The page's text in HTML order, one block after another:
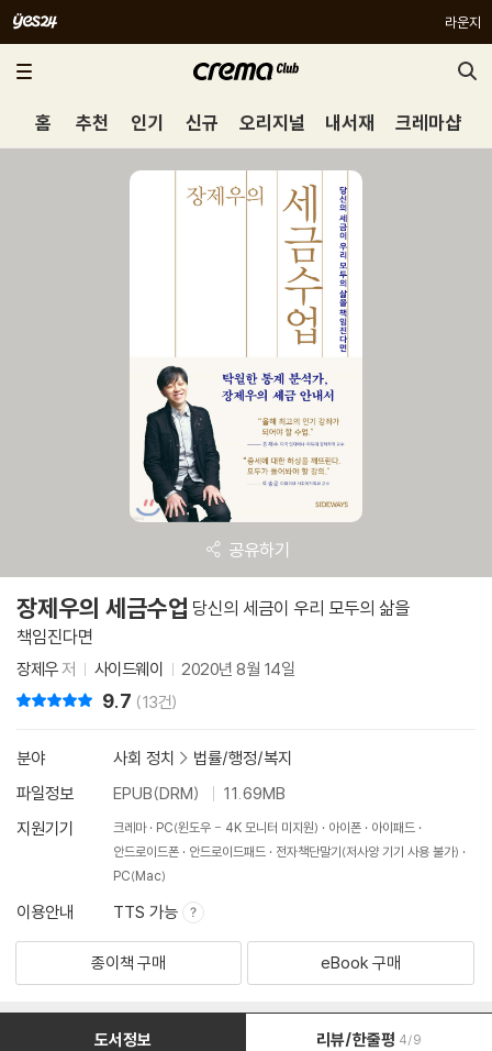
라운지
홈 추천 인기 신규 오리지널 내서재 크레마샵
공유하기
장제우의 세금수업 당신의 세금이 우리 모두의 삶을
책임진다면
장제우저 사이드웨이 2020년 8월 14일
9.7 (13건)
분야 사회 정치 > 법률/행정/복지
파일정보
EPUB(DRM)
11.69MB
지원기기
크레마 PC(윈도우 - 4K 모니터 미지원) 아이폰
아이패드
안드로이드폰
안드로이드패드
전자책단말기(저사양 기기 사용 불가)
PC(Mac)
이용안내 TTS 가능
종이책 구매 eBook 구매
도서정보 리뷰/한줄평 4/9